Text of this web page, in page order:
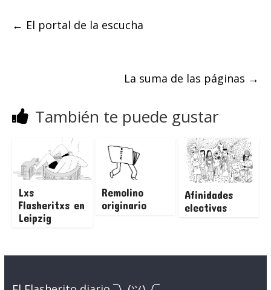
← El portal de la escucha
La suma de las páginas →
También te puede gustar
Lxs
Flasheritxs en
Leipzig
Remolino
originario
Afinidades
electivas